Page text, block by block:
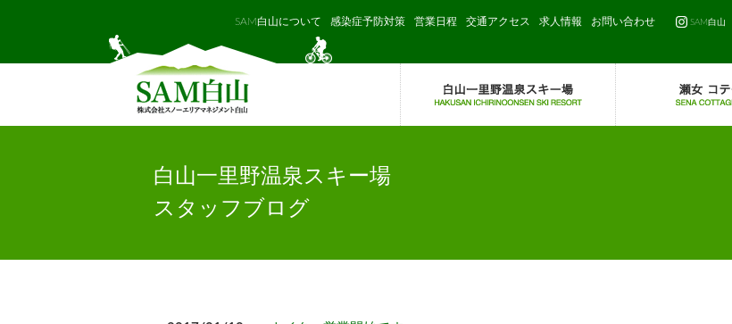
SAM白山
SAM白山について 感染症予防対策 営業日程 交通アクセス 求人情報 お問い合わせ
白山一里野温泉スキー場
スタッフブログ